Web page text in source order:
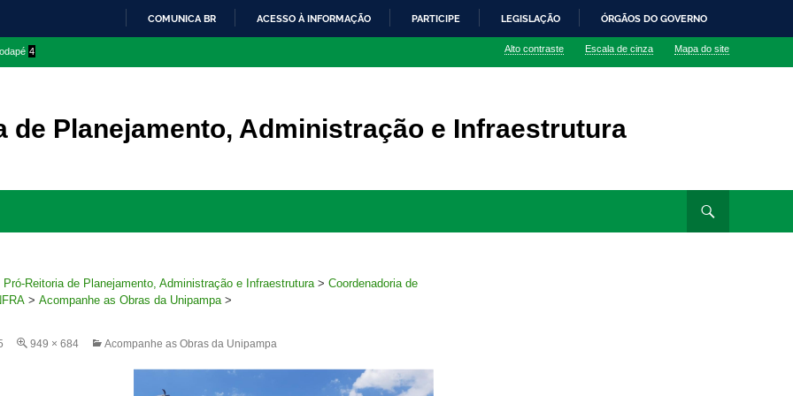
O
COMUNICA BR ACESSO À INFORMAÇÃO PARTICIPE LEGISLAÇÃO ÓRGÃOS DO GOVERNO
4 Alto contraste Escala de cinza Mapa do site
de Planejamento, Administração e Infraestrutura
Pró-Reitoria de Planejamento, Administração e Infraestrutura > Coordenadoria de
> Acompanhe as Obras da Unipampa >
949 × 684 Acompanhe as Obras da Unipampa